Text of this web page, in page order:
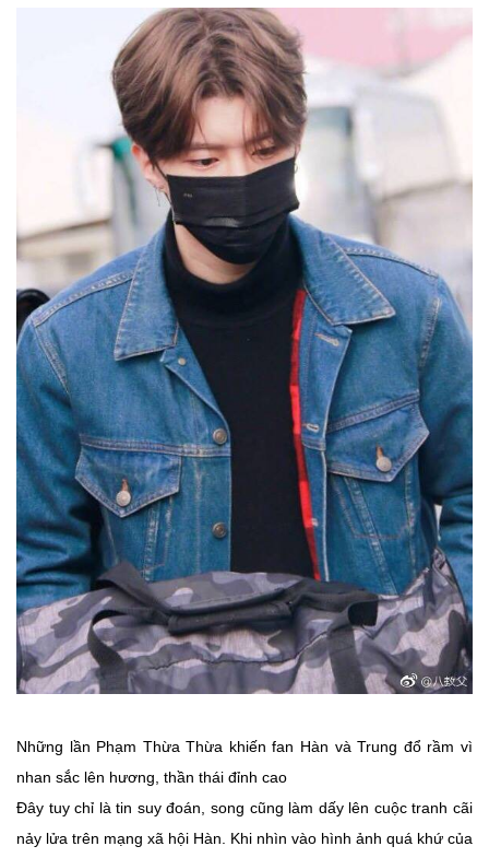
Những lần Phạm Thừa Thừa khiến fan Hàn và Trung đổ rầm vì
nhan sắc lên hương, thần thái đỉnh cao
Đây tuy chỉ là tin suy đoán, song cũng làm dấy lên cuộc tranh cãi
nảy lửa trên mạng xã hội Hàn. Khi nhìn vào hình ảnh quá khứ của